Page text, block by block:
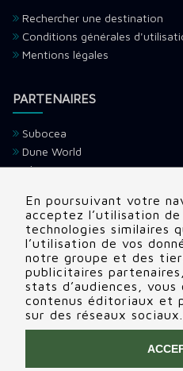
Rechercher une destination
Conditions générales
Mentions légales
PARTENAIRES
Subocea
Dune World
Ultramarina
Devenir partenaire
CONTACTS
Adresse:22 rue Edouard,
Tél:+336 69 72 88 86
Contactez nous
En poursuivant votre
acceptez l’utilisation
technologies similaires
l’utilisation de vos
notre groupe et des
publicitaires
stats d’audiences,
contenus éditoriaux et
sur des réseaux sociaux.